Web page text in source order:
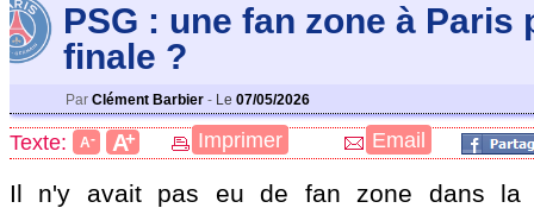
PSG : une fan zone à Paris
finale ?
Par Clément Barbier - Le 07/05/2026
Texte: A- A+ Imprimer Email
Il n'y avait pas eu de fan zone dans la